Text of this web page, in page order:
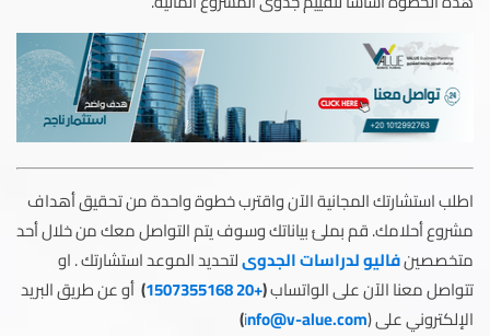
اطلب استشارتك المجانية الآن واقترب خطوة واحدة من تحقيق أهداف
مشروع أحلامك. قم بملئ بياناتك وسوف يتم التواصل معك من خلال أحد
متخصصينفاليو لدراسات الجدوىلتحديد الموعد استشارتك . او
تتواصل معنا الآن على الواتساب(
+20 1507355168
) أو عن طريق البريد
الإلكتروني على (
info@v-alue.com
)